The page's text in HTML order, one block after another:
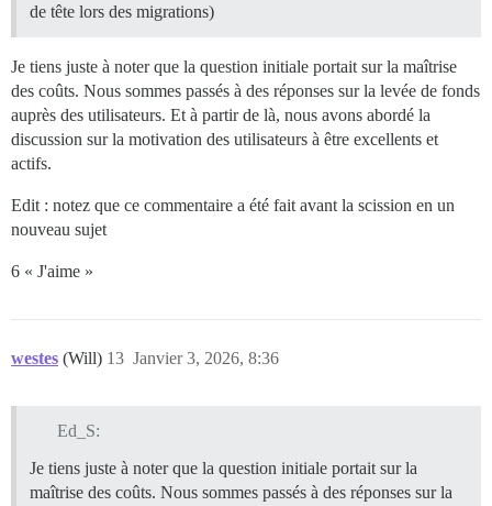
de tête lors des migrations)
Je tiens juste à noter que la question initiale portait sur la maîtrise
des coûts. Nous sommes passés à des réponses sur la levée de fonds
auprès des utilisateurs. Et à partir de là, nous avons abordé la
discussion sur la motivation des utilisateurs à être excellents et
actifs.
Edit : notez que ce commentaire a été fait avant la scission en un
nouveau sujet
6 « J'aime »
westes (Will) Janvier 3, 2026, 8:36
13
Ed_S:
Je tiens juste à noter que la question initiale portait sur la
maîtrise des coûts. Nous sommes passés à des réponses sur la